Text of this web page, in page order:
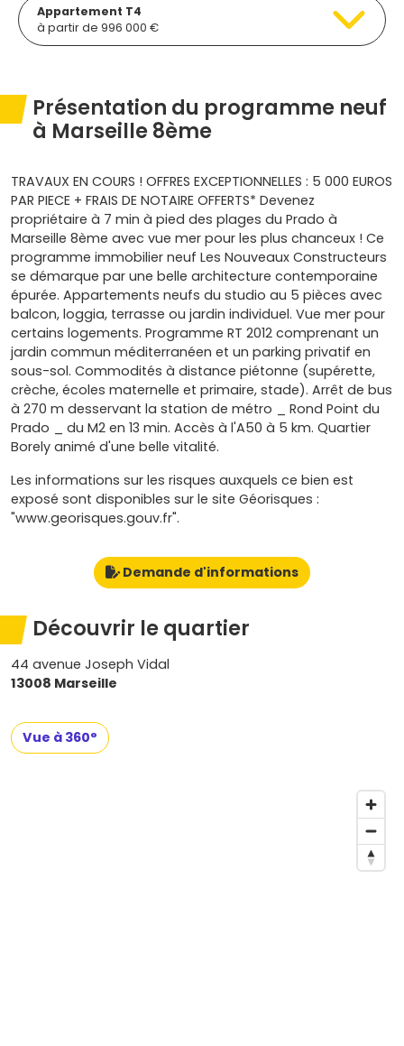
Appartement T4
à partir de 996 000 €
Présentation du programme neuf
à Marseille 8ème
TRAVAUX EN COURS ! OFFRES EXCEPTIONNELLES : 5 000 EUROS
PAR PIECE + FRAIS DE NOTAIRE OFFERTS* Devenez
propriétaire à 7 min à pied des plages du Prado à
Marseille 8ème avec vue mer pour les plus chanceux ! Ce
programme immobilier neuf Les Nouveaux Constructeurs
se démarque par une belle architecture contemporaine
épurée. Appartements neufs du studio au 5 pièces avec
balcon, loggia, terrasse ou jardin individuel. Vue mer pour
certains logements. Programme RT 2012 comprenant un
jardin commun méditerranéen et un parking privatif en
sous-sol. Commodités à distance piétonne (supérette,
crèche, écoles maternelle et primaire, stade). Arrêt de bus
à 270 m desservant la station de métro _ Rond Point du
Prado _ du M2 en 13 min. Accès à l'A50 à 5 km. Quartier
Borely animé d'une belle vitalité.
Les informations sur les risques auxquels ce bien est
exposé sont disponibles sur le site Géorisques :
"www.georisques.gouv.fr".
Demande d'informations
Découvrir le quartier
44 avenue Joseph Vidal
13008 Marseille
Vue à 360°